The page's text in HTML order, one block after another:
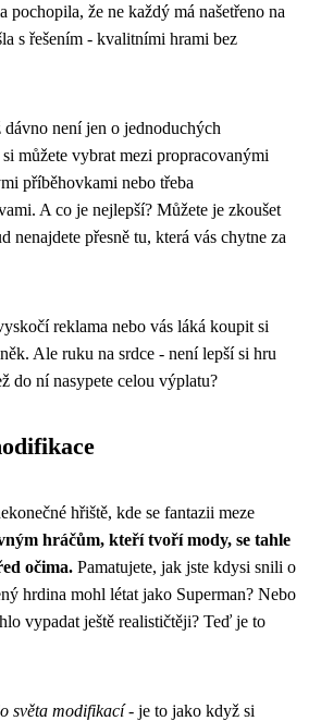
pochopila, že ne každý má našetřeno na
s řešením - kvalitními hrami bez
dávno není jen o jednoduchých
můžete vybrat mezi propracovanými
příběhovkami nebo třeba
A co je nejlepší? Můžete je zkoušet
nenajdete přesně tu, která vás chytne za
reklama nebo vás láká koupit si
Ale ruku na srdce - není lepší si hru
do ní nasypete celou výplatu?
hřiště, kde se fantazii meze
hráčům, kteří tvoří mody, se tahle
očima. Pamatujete, jak jste kdysi snili o
hrdina mohl létat jako Superman? Nebo
vypadat ještě realističtěji? Teď je to
světa modifikací- je to jako když si